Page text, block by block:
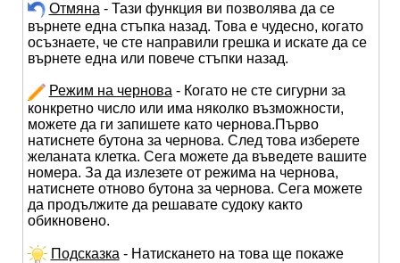
Отмяна - Тази функция ви позволява да се
върнете една стъпка назад. Това е чудесно, когато
осъзнаете, че сте направили грешка и искате да се
върнете една или повече стъпки назад.
Режим на чернова - Когато не сте сигурни за
конкретно число или има няколко възможности,
можете да ги запишете като чернова.Първо
натиснете бутона за чернова. След това изберете
желаната клетка. Сега можете да въведете вашите
номера. За да излезете от режима на чернова,
натиснете отново бутона за чернова. Сега можете
да продължите да решавате судоку както
обикновено.
Подсказка - Натискането на това ще покаже